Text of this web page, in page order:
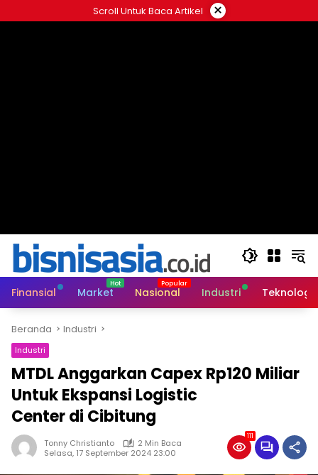
ke
Scroll Untuk Baca Artikel ×
Finansial Market Nasional Industri Teknologi
Beranda Industri
Industri
MTDL Anggarkan Capex Rp120 Miliar
Untuk Ekspansi Logistic
Center di Cibitung
Tonny Christianto
2 Min Baca
Selasa, 17 September 2024 23:00
111